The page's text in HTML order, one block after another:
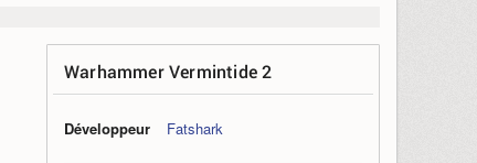
Warhammer Vermintide 2
Développeur Fatshark